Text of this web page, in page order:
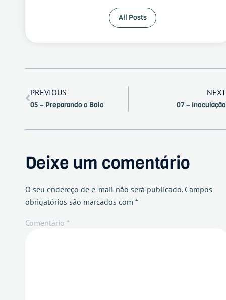
All Posts
PREVIOUS
05 – Preparando o Bolo
NEXT
07 – Inoculação
Deixe um comentário
O seu endereço de e-mail não será publicado. Campos
obrigatórios são marcados com *
Comentário *